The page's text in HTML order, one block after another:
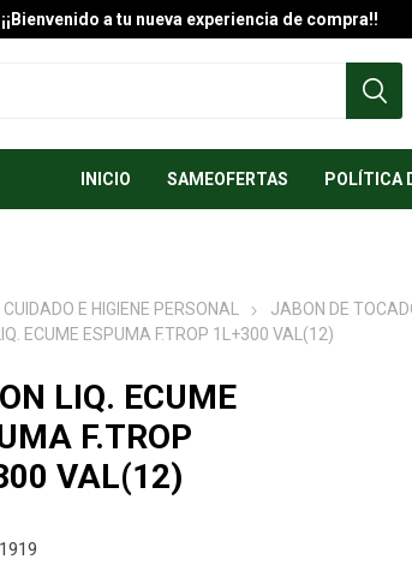
¡¡Bienvenido a tu nueva experiencia de compra!!
INICIO SAMEOFERTAS POLÍTICA
CUIDADO E HIGIENE PERSONAL
JABON DE
ECUME ESPUMA F.TROP 1L+300 VAL(12)
LIQ. ECUME
F.TROP
VAL(12)
1919